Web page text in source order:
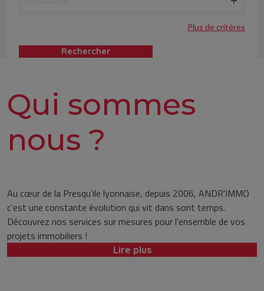
Plus de critères
Rechercher
Qui sommes
nous ?
Au cœur de la Presqu’ile lyonnaise, depuis 2006, ANDR'IMMO
c'est une constante évolution qui vit dans sont temps.
Découvrez nos services sur mesures pour l'ensemble de vos
projets immobiliers !
Lire plus